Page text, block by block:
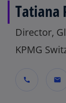
Tatiana
Director,
KPMG
call mail